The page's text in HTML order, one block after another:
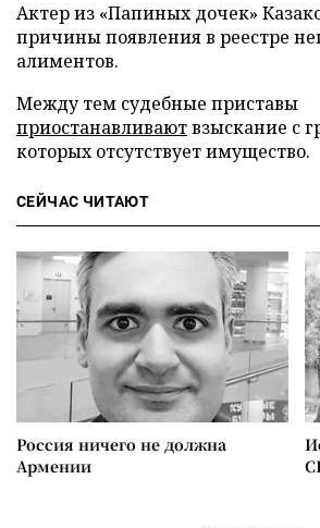
Актер из «Папиных дочек»
причины появления в реестре
алиментов.
Между тем судебные приставы
приостанавливаютвзыскание с
которых отсутствует имущество.
СЕЙЧАС ЧИТАЮТ
Россия ничего не должна
Армении